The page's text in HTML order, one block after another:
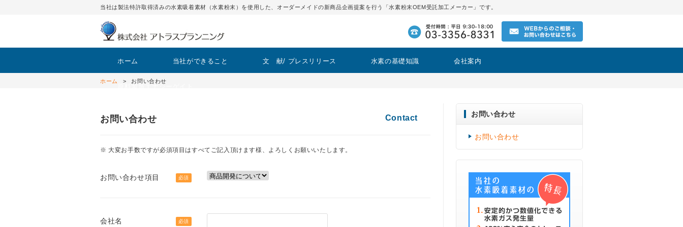
当社は製法特許取得済みの水素吸着素材（水素粉末）を使用した、オーダーメイドの新商品企画提案を行う「水素粉末OEM受託加工メーカー」です。
ホーム 当社ができること 文 献/ プレスリリース 水素の基礎知識 会社案内
原料製造エナジーゲイト
ホーム お問い合わせ
お問い合わせ Contact
※ 大変お手数ですが必須項目はすべてご記入頂けます様、よろしくお願いいたします。
お問い合わせ項目 必須
会社名 必須
お問い合わせ
お問い合わせ